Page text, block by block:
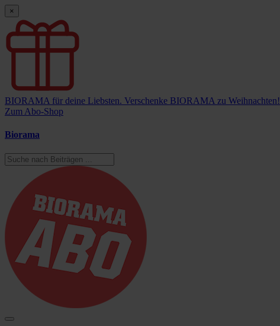
×
BIORAMA für deine Liebsten. Verschenke BIORAMA zu Weihnachten!
Zum Abo-Shop
Biorama